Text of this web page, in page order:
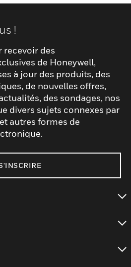
!
recevoir des
de Honeywell,
à jour des produits, des
de nouvelles offres,
des sondages, nos
divers sujets connexes par
autres formes de